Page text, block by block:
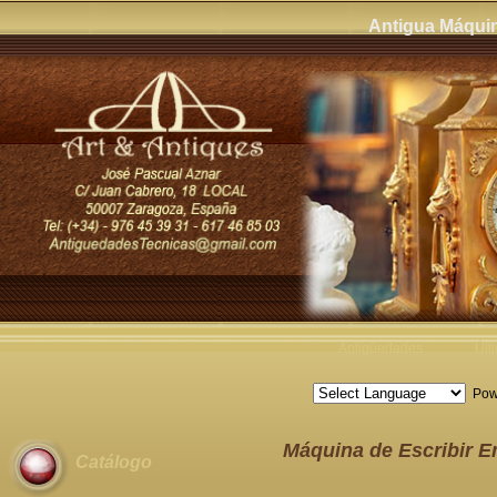
Antigua
Catálogo
Máquina de Escribir